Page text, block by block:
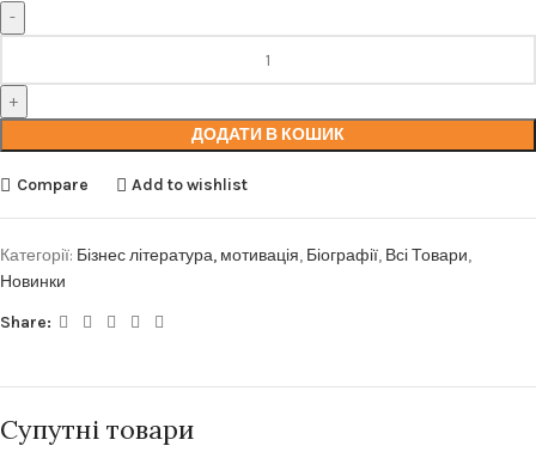
ДОДАТИ В КОШИК
Compare Add to wishlist
Категорії: Бізнес література, мотивація, Біографії, Всі Товари,
Новинки
Share:
Супутні товари